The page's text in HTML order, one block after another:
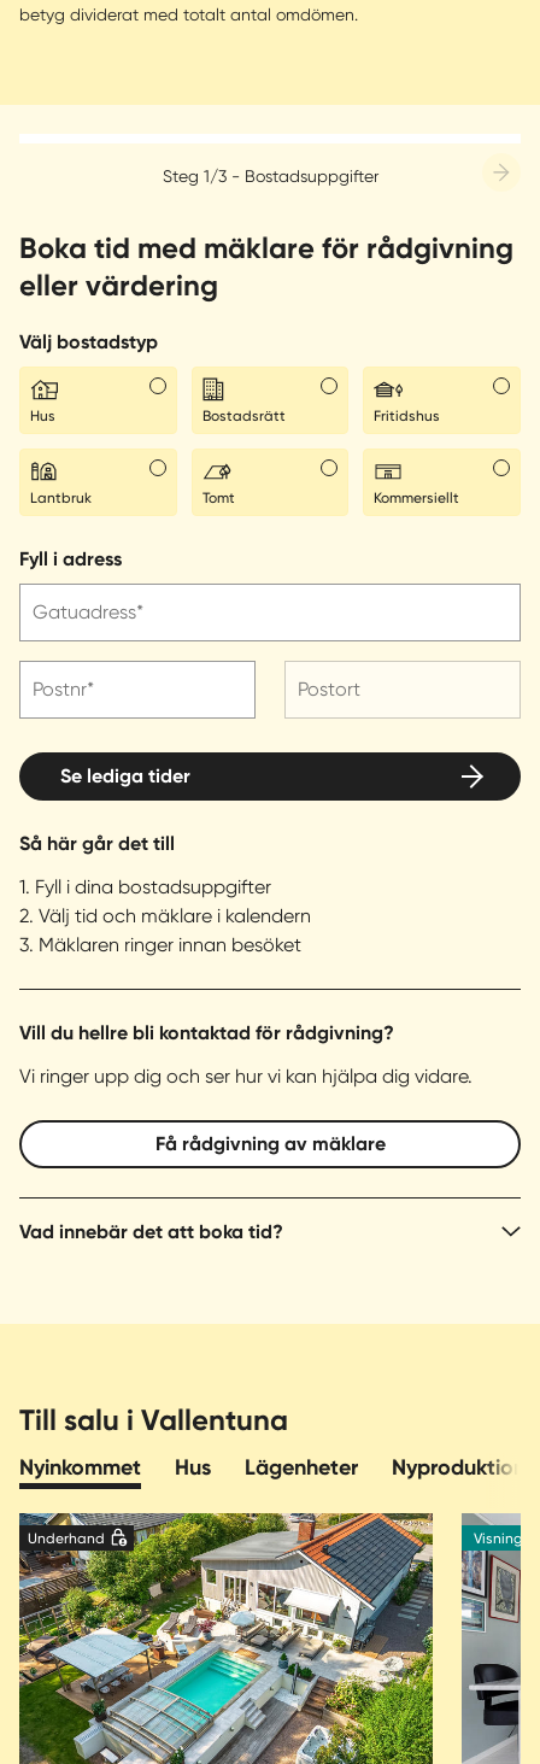
betyg dividerat med totalt antal omdömen.
Steg 1/3 - Bostadsuppgifter
Boka tid med mäklare för rådgivning
eller värdering
Välj bostadstyp
Hus Bostadsrätt Fritidshus
Lantbruk Tomt Kommersiellt
Fyll i adress
Gatuadress*
Postnr* Postort
Se lediga tider
Så här går det till
1. Fyll i dina bostadsuppgifter
2. Välj tid och mäklare i kalendern
3. Mäklaren ringer innan besöket
Vill du hellre bli kontaktad för rådgivning?
Vi ringer upp dig och ser hur vi kan hjälpa dig vidare.
Få rådgivning av mäklare
Vad innebär det att boka tid?
Till salu i Vallentuna
Nyinkommet Hus Lägenheter Nyproduktion
Underhand Visning